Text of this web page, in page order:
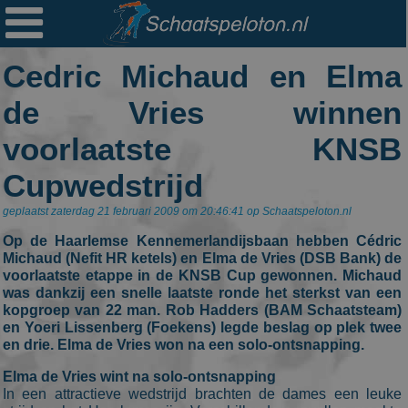

Cedric Michaud en Elma
de Vries winnen
voorlaatste KNSB
Cupwedstrijd
geplaatst zaterdag 21 februari 2009 om 20:46:41 op Schaatspeloton.nl
Op de Haarlemse Kennemerlandijsbaan hebben Cédric
Michaud (Nefit HR ketels) en Elma de Vries (DSB Bank) de
voorlaatste etappe in de KNSB Cup gewonnen. Michaud
was dankzij een snelle laatste ronde het sterkst van een
kopgroep van 22 man. Rob Hadders (BAM Schaatsteam)
en Yoeri Lissenberg (Foekens) legde beslag op plek twee
en drie. Elma de Vries won na een solo-ontsnapping.
Elma de Vries wint na solo-ontsnapping
In een attractieve wedstrijd brachten de dames een leuke